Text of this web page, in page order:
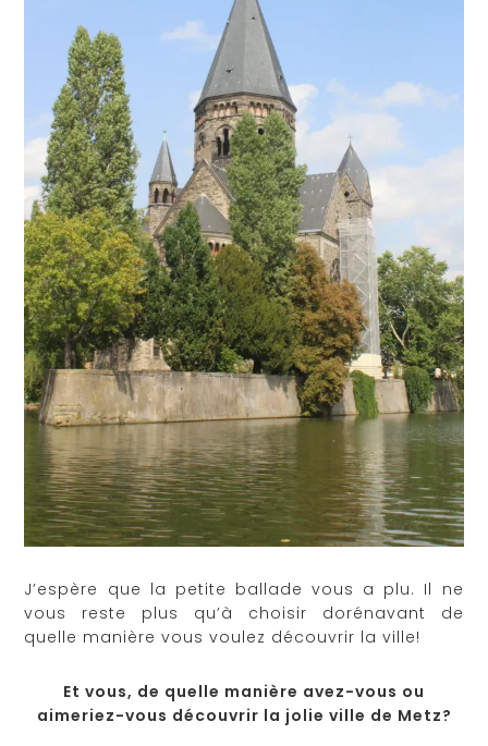
J’espère que la petite ballade vous a plu. Il ne
vous reste plus qu’à choisir dorénavant de
quelle manière vous voulez découvrir la ville!
Et vous, de quelle manière avez-vous ou
aimeriez-vous découvrir la jolie ville de Metz?